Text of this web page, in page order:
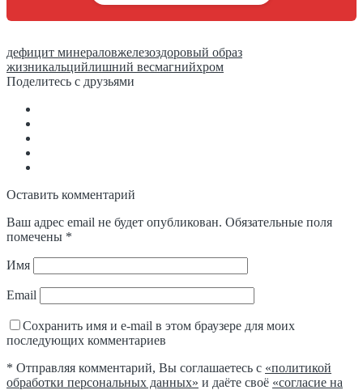
дефицит минераловжелезоздоровый образ
жизникальцийлишний весмагнийхром
Поделитесь с друзьями
Оставить комментарий
Ваш адрес email не будет опубликован. Обязательные поля
помечены *
Имя
Email
Сохранить имя и e-mail в этом браузере для моих
последующих комментариев
* Отправляя комментарий, Вы соглашаетесь с «политикой
обработки персональных данных» и даёте своё «согласие на